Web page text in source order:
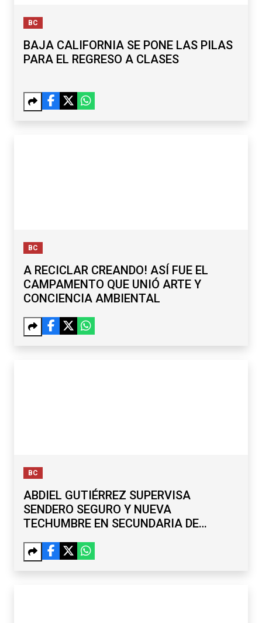
BC
BAJA CALIFORNIA SE PONE LAS PILAS
PARA EL REGRESO A CLASES
BC
A RECICLAR CREANDO! ASÍ FUE EL
CAMPAMENTO QUE UNIÓ ARTE Y
CONCIENCIA AMBIENTAL
BC
ABDIEL GUTIÉRREZ SUPERVISA
SENDERO SEGURO Y NUEVA
TECHUMBRE EN SECUNDARIA DE